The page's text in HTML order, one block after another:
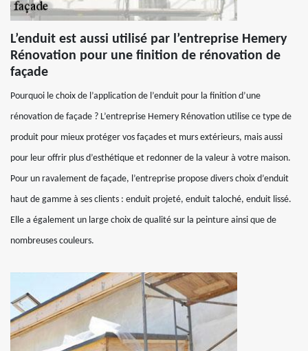
L’enduit est aussi utilisé par l’entreprise Hemery
Rénovation pour une finition de rénovation de
façade
Pourquoi le choix de l’application de l’enduit pour la finition d’une
rénovation de façade ? L’entreprise Hemery Rénovation utilise ce type de
produit pour mieux protéger vos façades et murs extérieurs, mais aussi
pour leur offrir plus d’esthétique et redonner de la valeur à votre maison.
Pour un ravalement de façade, l’entreprise propose divers choix d’enduit
haut de gamme à ses clients : enduit projeté, enduit taloché, enduit lissé.
Elle a également un large choix de qualité sur la peinture ainsi que de
nombreuses couleurs.